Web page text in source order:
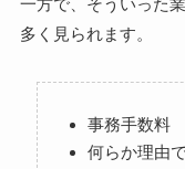
一方で、そういった
多く見られます。
事務手数料
何らか理由